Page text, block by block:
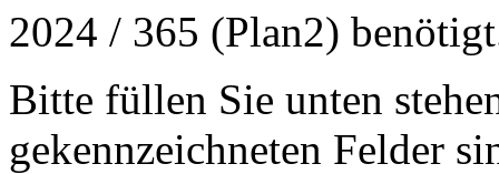
2024 / 365 (Plan2)
Bitte füllen Sie unten
gekennzeichneten Felder